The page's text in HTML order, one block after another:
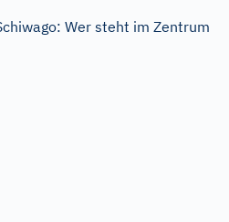
Wer steht im Zentrum